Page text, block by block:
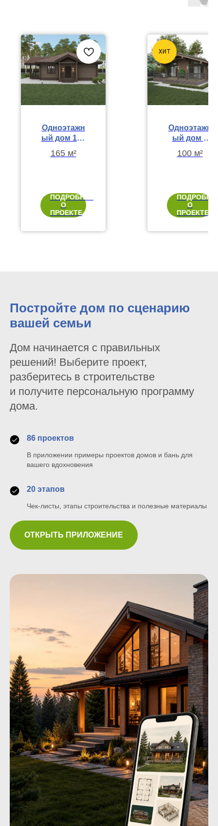
Одноэтажн
ый дом 165
мансардой
165 м²
ПОДРОБНЕЕ
О
ПРОЕКТЕ
ХИТ
Одноэтажн
ый дом с
й террасой
100 м²
О
ПРОЕКТЕ
Постройте дом по сценарию
вашей семьи
Дом начинается с правильных
решений! Выберите проект,
разберитесь в строительстве
и получите персональную программу
дома.
86 проектов
В приложении примеры проектов домов и бань для
вашего вдохновения
20 этапов
Чек-листы, этапы строительства и полезные материалы
ОТКРЫТЬ ПРИЛОЖЕНИЕ